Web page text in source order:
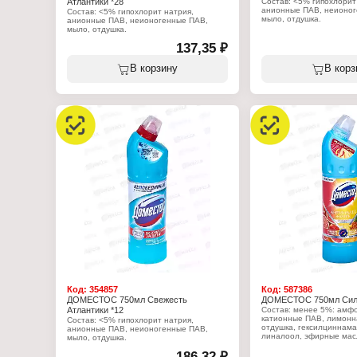
Состав: <5% гипохлорит натрия,
анионные ПАВ, неионогенные ПАВ,
мыло, отдушка.
Производитель: Арнест ЮниРусь
Бренд: Доместос
Тип товара: Чистящее средство
Форма выпуска: гель
Объем: 500 мл
137,35 ₽
В корзину
анионные ПАВ,
мыло, отдушка.
Производитель:
Тип товара: Чистящее
Назначение:
В
Код: 354857
ДОМЕСТОС 750мл Свежесть
Атлантики *12
Состав: <5% гипохлорит натрия,
анионные ПАВ, неионогенные ПАВ,
мыло, отдушка.
Код: 587386
ДОМЕСТОС 750мл
Состав: менее 5%:
катионные ПАВ,
отдушка,
линалоол, эфирные